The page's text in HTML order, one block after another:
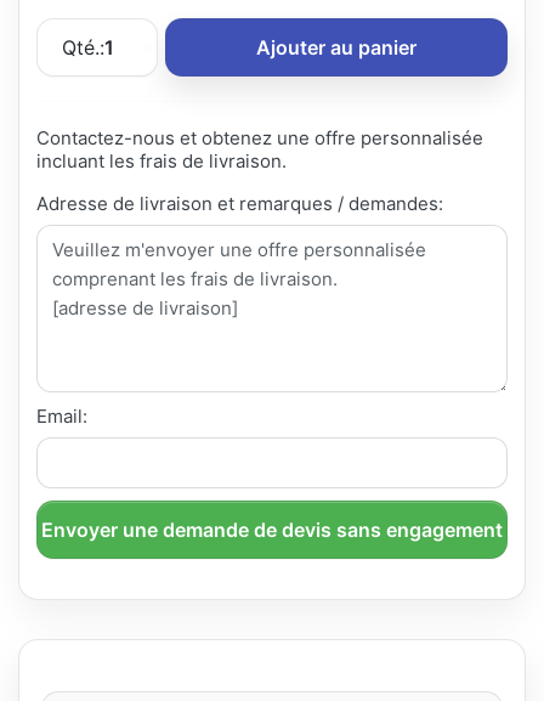
Qté.:1 Ajouter au panier
Contactez-nous et obtenez une offre personnalisée
incluant les frais de livraison.
Adresse de livraison et remarques / demandes:
Email:
Envoyer une demande de devis sans engagement